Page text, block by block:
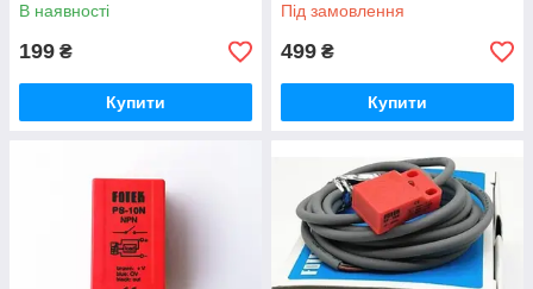
В наявності
199 ₴
Купити
Під замовлення
499 ₴
Купити